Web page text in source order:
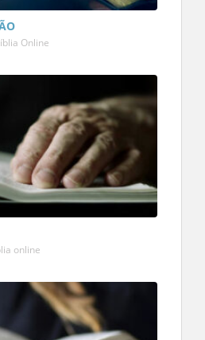
Online
online